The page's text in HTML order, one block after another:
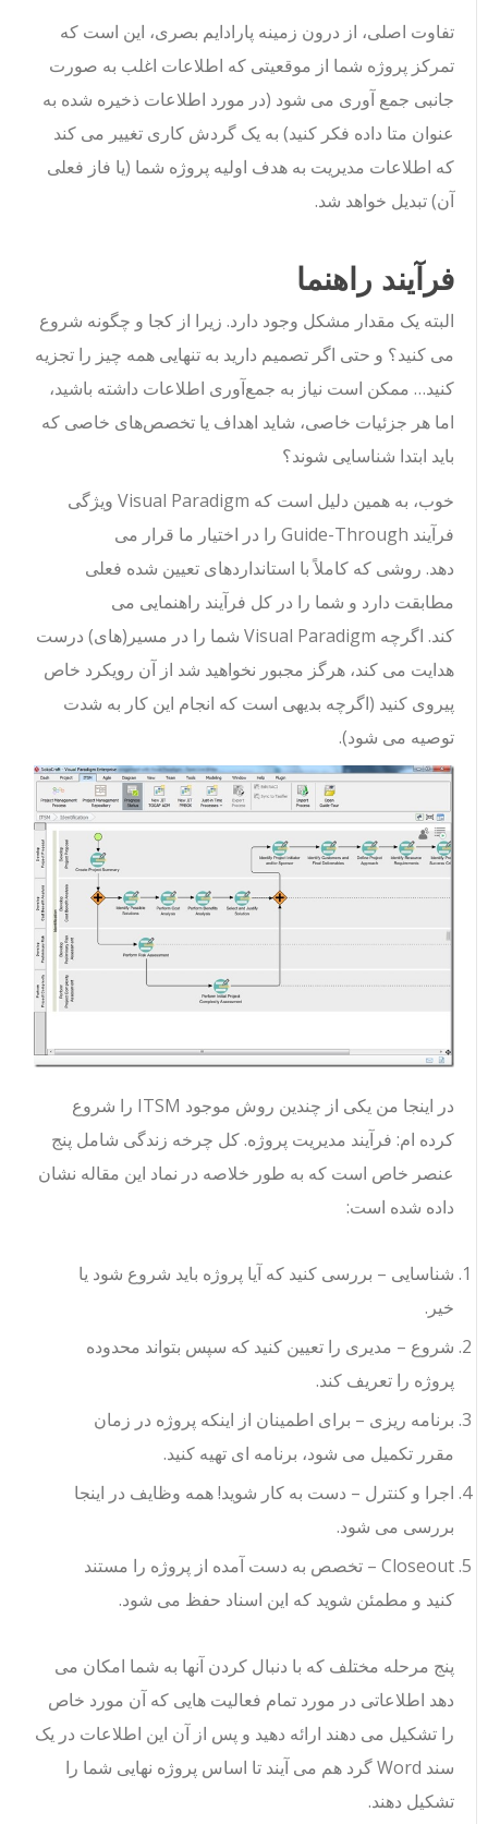
تفاوت اصلی، از درون زمینه پارادایم بصری، این است که
تمرکز پروژه شما از موقعیتی که اطلاعات اغلب به صورت
جانبی جمع آوری می شود (در مورد اطلاعات ذخیره شده به
عنوان متا داده فکر کنید) به یک گردش کاری تغییر می کند
که اطلاعات مدیریت به هدف اولیه پروژه شما (یا فاز فعلی
آن) تبدیل خواهد شد.
فرآیند راهنما
البته یک مقدار مشکل وجود دارد. زیرا از کجا و چگونه شروع
می کنید؟ و حتی اگر تصمیم دارید به تنهایی همه چیز را تجزیه
کنید… ممکن است نیاز به جمع‌آوری اطلاعات داشته باشید،
اما هر جزئیات خاصی، شاید اهداف یا تخصص‌های خاصی که
باید ابتدا شناسایی شوند؟
خوب، به همین دلیل است که Visual Paradigm ویژگی
فرآیند Guide-Through را در اختیار ما قرار می
دهد. روشی که کاملاً با استانداردهای تعیین شده فعلی
مطابقت دارد و شما را در کل فرآیند راهنمایی می
کند. اگرچه Visual Paradigm شما را در مسیر(های) درست
هدایت می کند، هرگز مجبور نخواهید شد از آن رویکرد خاص
پیروی کنید (اگرچه بدیهی است که انجام این کار به شدت
توصیه می شود).
در اینجا من یکی از چندین روش موجود ITSM را شروع
کرده ام: فرآیند مدیریت پروژه. کل چرخه زندگی شامل پنج
عنصر خاص است که به طور خلاصه در نماد این مقاله نشان
داده شده است:
شناسایی – بررسی کنید که آیا پروژه باید شروع شود یا
خیر.
شروع – مدیری را تعیین کنید که سپس بتواند محدوده
پروژه را تعریف کند.
برنامه ریزی – برای اطمینان از اینکه پروژه در زمان
مقرر تکمیل می شود، برنامه ای تهیه کنید.
اجرا و کنترل – دست به کار شوید! همه وظایف در اینجا
بررسی می شود.
Closeout – تخصص به دست آمده از پروژه را مستند
کنید و مطمئن شوید که این اسناد حفظ می شود.
پنج مرحله مختلف که با دنبال کردن آنها به شما امکان می
دهد اطلاعاتی در مورد تمام فعالیت هایی که آن مورد خاص
را تشکیل می دهند ارائه دهید و پس از آن این اطلاعات در یک
سند Word گرد هم می آیند تا اساس پروژه نهایی شما را
تشکیل دهند.